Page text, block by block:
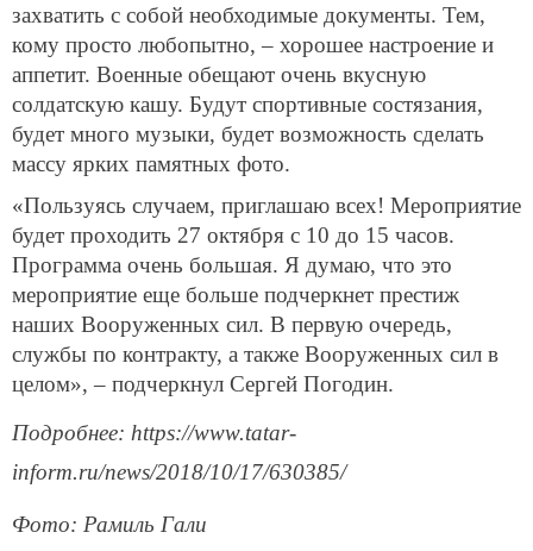
захватить с собой необходимые документы. Тем,
кому просто любопытно, – хорошее настроение и
аппетит. Военные обещают очень вкусную
солдатскую кашу. Будут спортивные состязания,
будет много музыки, будет возможность сделать
массу ярких памятных фото.
«Пользуясь случаем, приглашаю всех! Мероприятие
будет проходить 27 октября с 10 до 15 часов.
Программа очень большая. Я думаю, что это
мероприятие еще больше подчеркнет престиж
наших Вооруженных сил. В первую очередь,
службы по контракту, а также Вооруженных сил в
целом», – подчеркнул Сергей Погодин.
Подробнее: https://www.tatar-
inform.ru/news/2018/10/17/630385/
Фото: Рамиль Гали